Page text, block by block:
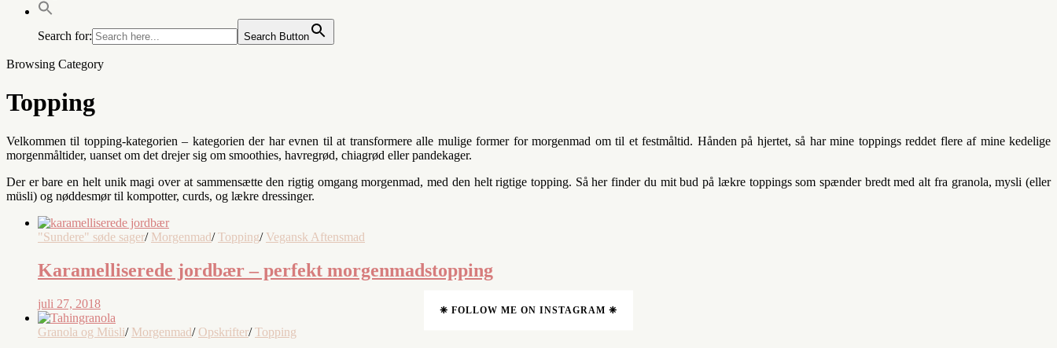
Search for: Search Button
Browsing Category
Topping
Velkommen til topping-kategorien – kategorien der har evnen til at transformere alle mulige former for morgenmad om til et festmåltid. Hånden på hjertet, så har mine toppings reddet flere af mine kedelige
morgenmåltider, uanset om det drejer sig om smoothies, havregrød, chiagrød eller pandekager.
Der er bare en helt unik magi over at sammensætte den rigtig omgang morgenmad, med den helt rigtige topping. Så her finder du mit bud på lækre toppings som spænder bredt med alt fra granola, mysli (eller
müsli) og nøddesmør til kompotter, curds, og lækre dressinger.
"Sundere" søde sager/ Morgenmad/ Topping/ Vegansk Aftensmad
Karamelliserede jordbær – perfekt morgenmadstopping
juli 27, 2018
Granola og Müsli/ Morgenmad/ Opskrifter/ Topping
❈ FOLLOW ME ON INSTAGRAM ❈